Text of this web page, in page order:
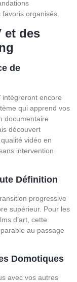
organisés.
et des
de
intégreront encore
qui apprend vos
documentaire
découvert
vidéo en
intervention
Définition
progressive
supérieur. Pour les
d’art, cette
au passage
Domotiques
avec vos autres